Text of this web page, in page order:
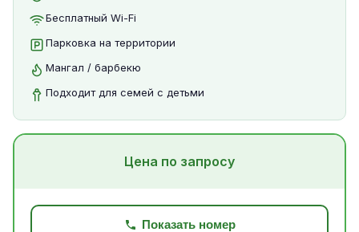
Бесплатный Wi-Fi
Парковка на территории
Мангал / барбекю
Подходит для семей с детьми
Цена по запросу
Показать номер